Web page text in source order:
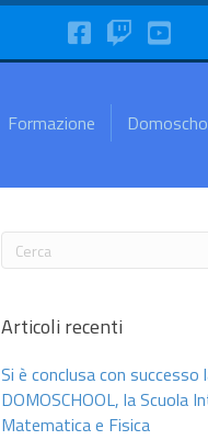
FaceBookTwitchYouTube
Formazione
Articoli recenti
Si è conclusa con
DOMOSCHOOL, la Scuola
Matematica e Fisica